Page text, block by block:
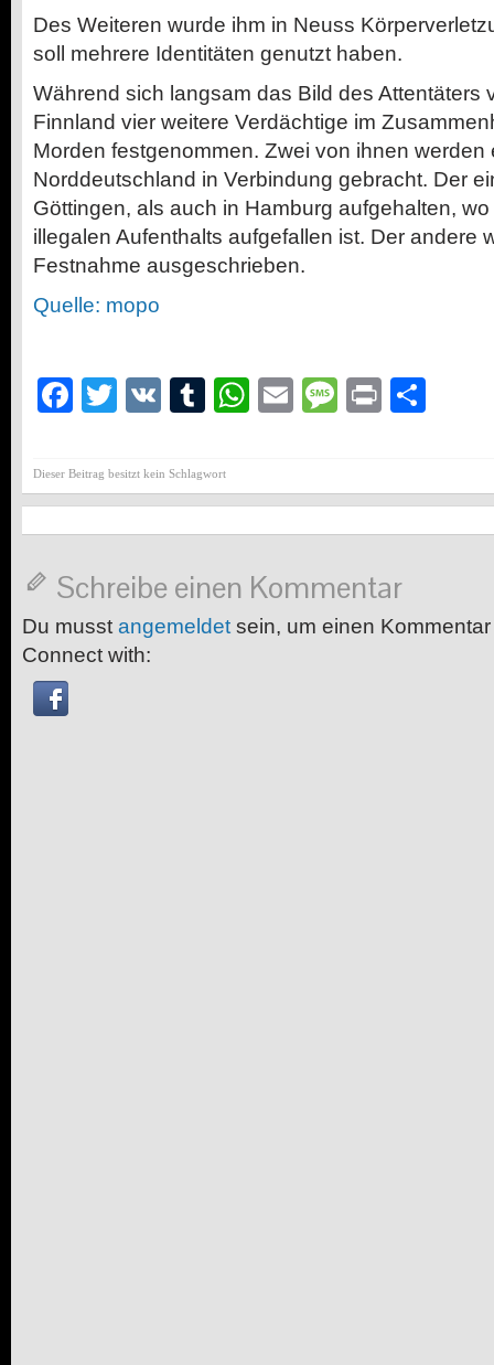
Des Weiteren wurde ihm in Neuss
soll mehrere Identitäten genutzt haben.
Während sich langsam das Bild des Attentäters
Finnland vier weitere Verdächtige im
Morden festgenommen. Zwei von ihnen werden
Norddeutschland in Verbindung gebracht. Der
Göttingen, als auch in Hamburg aufgehalten,
illegalen Aufenthalts aufgefallen ist. Der andere
Festnahme ausgeschrieben.
Quelle: mopo
Facebook
Twitter
VK Tumblr
WhatsApp
EmailMessage
Print
Dieser Beitrag besitzt kein Schlagwort
Schreibe einen Kommentar
Du musst angemeldet sein, um einen
Connect with: